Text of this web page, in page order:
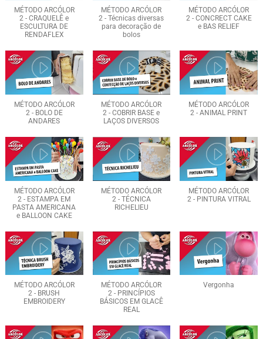
MÉTODO ARCÓLOR
2 - CRAQUELÊ e
ESCULTURA DE
RENDAFLEX
MÉTODO ARCÓLOR
2 - Técnicas diversas
para decoração de
bolos
MÉTODO ARCÓLOR
2 - CONCRECT CAKE
e BAS RELIEF
MÉTODO ARCÓLOR
2 - BOLO DE
ANDARES
MÉTODO ARCÓLOR
2 - COBRIR BASE e
LAÇOS DIVERSOS
MÉTODO ARCÓLOR
2 - ANIMAL PRINT
MÉTODO ARCÓLOR
2 - ESTAMPA EM
PASTA AMERICANA
e BALLOON CAKE
MÉTODO ARCÓLOR
2 - TÉCNICA
RICHELIEU
MÉTODO ARCÓLOR
2 - PINTURA VITRAL
MÉTODO ARCÓLOR
2 - BRUSH
EMBROIDERY
MÉTODO ARCÓLOR
2 - PRINCÍPIOS
BÁSICOS EM GLACÊ
REAL
Vergonha